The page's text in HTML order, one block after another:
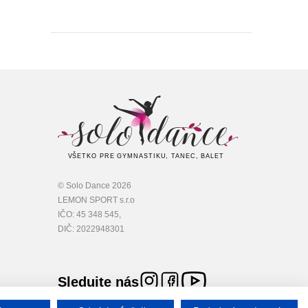
VŠETKO PRE GYMNASTIKU, TANEC, BALET
© Solo Dance 2026
LEMON SPORT s.r.o
IČO: 45 348 545,
DIČ: 2022948301
Sledujte nás